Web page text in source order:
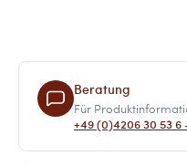
Beratung
Für
+49 (0)4206 30 53 6